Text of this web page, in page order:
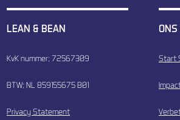
LEAN & BEAN
KvK nummer; 72567309
BTW; NL 859155675 B01
Privacy Statement
ONS
Start